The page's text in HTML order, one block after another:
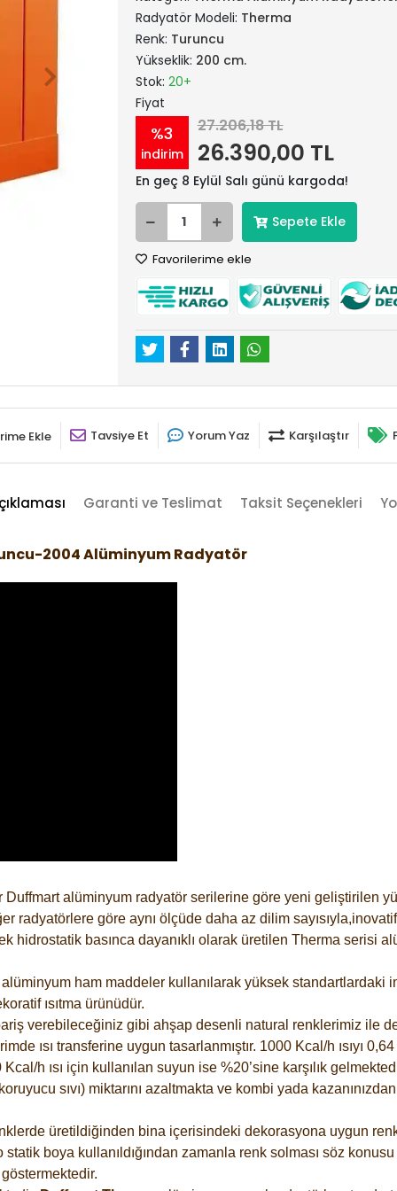
Radyatör Modeli: Therma
Renk: Turuncu
Yükseklik: 200 cm.
Stok: 20+
Fiyat
%3
indirim
27.206,18 TL
26.390,00 TL
En geç 8 Eylül Salı günü kargoda!
Sepete Ekle
Favorilerime ekle
Ekle Tavsiye Et Yorum Yaz Karşılaştır
Garanti ve Teslimat Taksit Seçenekleri
2004 Alüminyum Radyatör
alüminyum radyatör serilerine göre yeni geliştirilen
radyatörlere göre aynı ölçüde daha az dilim sayısıyla,inovatif
hidrostatik basınca dayanıklı olarak üretilen Therma serisi
ham maddeler kullanılarak yüksek standartlardaki
ısıtma ürünüdür.
verebileceğiniz gibi ahşap desenli natural renklerimiz ile
ısı transferine uygun tasarlanmıştır. 1000 Kcal/h ısıyı
h ısı için kullanılan suyun ise %20’sine karşılık
sıvı) miktarını azaltmakta ve kombi yada
üretildiğinden bina içerisindeki dekorasyona uygun
boya kullanıldığından zamanla renk solması söz